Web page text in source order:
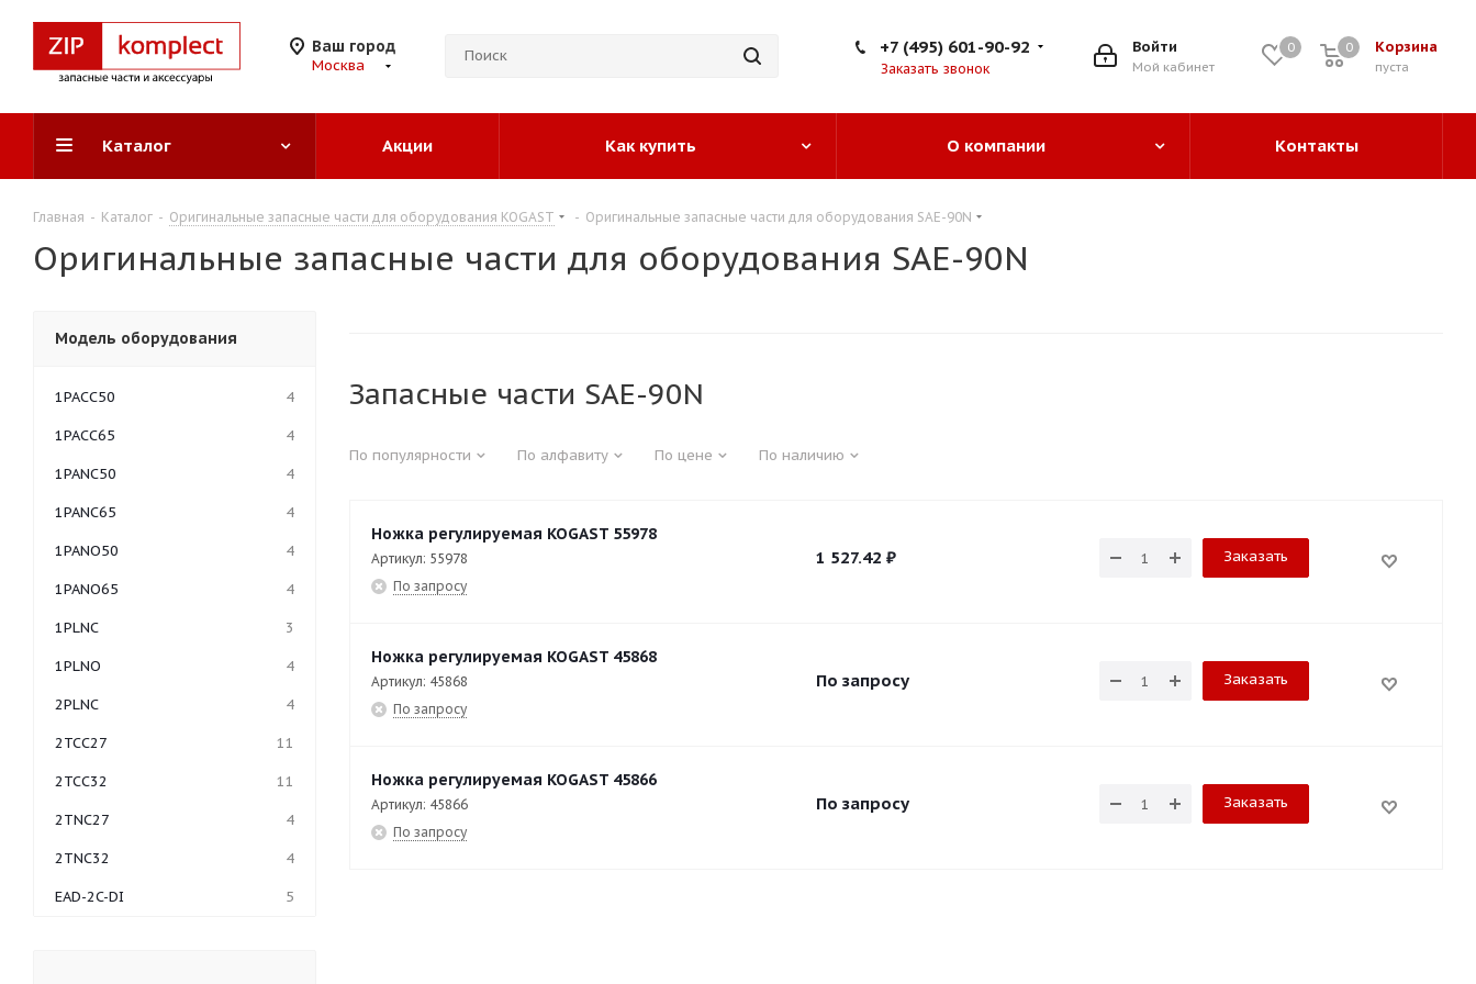
Ваш город
Москва
0 Корзина
0
пуста
0
Войти
Мой кабинет
+7 (495) 601-90-92
Заказать звонок
Каталог Акции Как купить О компании Контакты
Главная - Каталог - Оригинальные запасные части для оборудования KOGAST - Оригинальные запасные части для оборудования SAE-90N
Оригинальные запасные части для оборудования SAE-90N
Запасные части SAE-90N
По популярности По алфавиту По цене По наличию
Ножка регулируемая KOGAST 55978
Артикул: 55978
По запросу
1 527.42 ₽ Заказать
Ножка регулируемая KOGAST 45868
Артикул: 45868
По запросу
По запросу Заказать
Ножка регулируемая KOGAST 45866
Артикул: 45866
По запросу
По запросу Заказать
Модель оборудования
1PACC50 4
1PACC65 4
1PANC50 4
1PANC65 4
1PANO50 4
1PANO65 4
1PLNC 3
1PLNO 4
2PLNC 4
2TCC27 11
2TCC32 11
2TNC27 4
2TNC32 4
EAD-2C-DI 5